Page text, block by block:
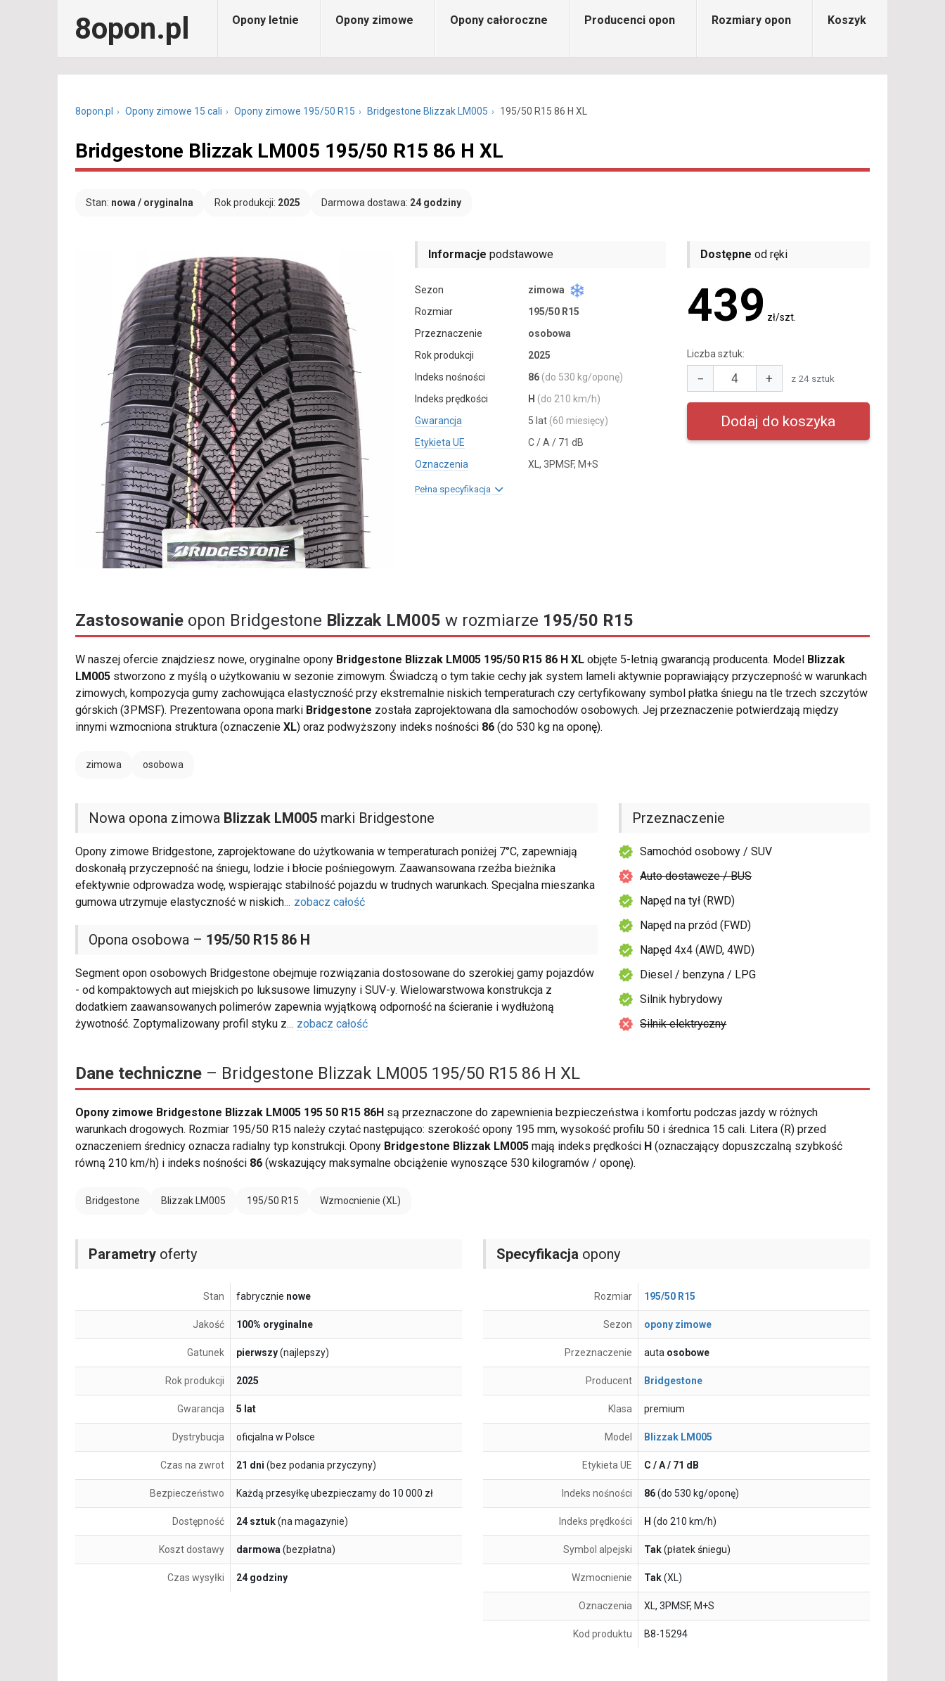
8opon.pl Opony letnie Opony zimowe Opony całoroczne Producenci opon Rozmiary opon Koszyk
8opon.pl Opony zimowe 15 cali Opony zimowe 195/50 R15 Bridgestone Blizzak LM005 195/50 R15 86 H XL
Bridgestone Blizzak LM005 195/50 R15 86 H XL
Stan: nowa / oryginalna Rok produkcji: 2025 Darmowa dostawa: 24 godziny
Informacje podstawowe
Sezon
zimowa
Rozmiar
195/50 R15
Przeznaczenie
osobowa
Rok produkcji
2025
Indeks nośności
86 (do 530 kg/oponę)
Indeks prędkości
H (do 210 km/h)
Gwarancja
5 lat (60 miesięcy)
Etykieta UE
C / A / 71 dB
Oznaczenia
XL, 3PMSF, M+S
Pełna specyfikacja
Dostępne od ręki
439 zł/szt.
Liczba sztuk:
− + z 24 sztuk
Zastosowanie opon Bridgestone Blizzak LM005 w rozmiarze 195/50 R15
W naszej ofercie znajdziesz nowe, oryginalne opony Bridgestone Blizzak LM005 195/50 R15 86 H XL objęte 5-letnią gwarancją producenta. Model Blizzak
LM005 stworzono z myślą o użytkowaniu w sezonie zimowym. Świadczą o tym takie cechy jak system lameli aktywnie poprawiający przyczepność w warunkach
zimowych, kompozycja gumy zachowująca elastyczność przy ekstremalnie niskich temperaturach czy certyfikowany symbol płatka śniegu na tle trzech szczytów
górskich (3PMSF). Prezentowana opona marki Bridgestone została zaprojektowana dla samochodów osobowych. Jej przeznaczenie potwierdzają między
innymi wzmocniona struktura (oznaczenie XL) oraz podwyższony indeks nośności 86 (do 530 kg na oponę).
zimowa osobowa
Nowa opona zimowa Blizzak LM005 marki Bridgestone
Opony zimowe Bridgestone, zaprojektowane do użytkowania w temperaturach poniżej 7°C, zapewniają
doskonałą przyczepność na śniegu, lodzie i błocie pośniegowym. Zaawansowana rzeźba bieżnika
efektywnie odprowadza wodę, wspierając stabilność pojazdu w trudnych warunkach. Specjalna mieszanka
gumowa utrzymuje elastyczność w niskich... zobacz całość
Opona osobowa – 195/50 R15 86 H
Segment opon osobowych Bridgestone obejmuje rozwiązania dostosowane do szerokiej gamy pojazdów
- od kompaktowych aut miejskich po luksusowe limuzyny i SUV-y. Wielowarstwowa konstrukcja z
dodatkiem zaawansowanych polimerów zapewnia wyjątkową odporność na ścieranie i wydłużoną
żywotność. Zoptymalizowany profil styku z... zobacz całość
Przeznaczenie
Samochód osobowy / SUV
Auto dostawcze / BUS
Napęd na tył (RWD)
Napęd na przód (FWD)
Napęd 4x4 (AWD, 4WD)
Diesel / benzyna / LPG
Silnik hybrydowy
Silnik elektryczny
Dane techniczne – Bridgestone Blizzak LM005 195/50 R15 86 H XL
Opony zimowe Bridgestone Blizzak LM005 195 50 R15 86H są przeznaczone do zapewnienia bezpieczeństwa i komfortu podczas jazdy w różnych
warunkach drogowych. Rozmiar 195/50 R15 należy czytać następująco: szerokość opony 195 mm, wysokość profilu 50 i średnica 15 cali. Litera (R) przed
oznaczeniem średnicy oznacza radialny typ konstrukcji. Opony Bridgestone Blizzak LM005 mają indeks prędkości H (oznaczający dopuszczalną szybkość
równą 210 km/h) i indeks nośności 86 (wskazujący maksymalne obciążenie wynoszące 530 kilogramów / oponę).
Bridgestone Blizzak LM005 195/50 R15 Wzmocnienie (XL)
Parametry oferty
Stan fabrycznie nowe
Jakość 100% oryginalne
Gatunek pierwszy(najlepszy)
Rok produkcji 2025
Gwarancja 5 lat
Dystrybucja oficjalna w Polsce
Czas na zwrot 21 dni (bez podania przyczyny)
Bezpieczeństwo Każdą przesyłkę ubezpieczamy do 10 000 zł
Dostępność 24 sztuk(na magazynie)
Koszt dostawy darmowa(bezpłatna)
Czas wysyłki 24 godziny
Specyfikacja opony
Rozmiar 195/50 R15
Sezon opony zimowe
Przeznaczenie auta osobowe
Producent Bridgestone
Klasa premium
Model Blizzak LM005
Etykieta UE C / A / 71 dB
Indeks nośności 86(do 530 kg/oponę)
Indeks prędkości H (do 210 km/h)
Symbol alpejski Tak(płatek śniegu)
Wzmocnienie Tak(XL)
Oznaczenia XL, 3PMSF, M+S
Kod produktu B8-15294